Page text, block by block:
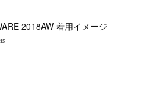
2018AW 着用イメージ